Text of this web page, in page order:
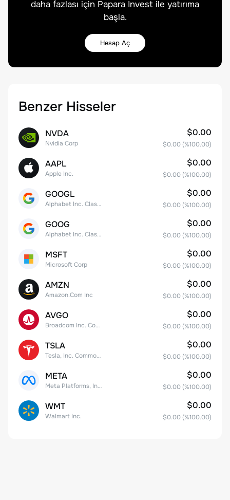
daha fazlası için Papara Invest ile yatırıma
başla.
Hesap Aç
Benzer Hisseler
NVDA
Nvidia Corp
$0.00
$0.00 (%100.00)
AAPL
Apple Inc.
$0.00
$0.00 (%100.00)
GOOGL
Alphabet Inc. Class A Common Stock
$0.00
$0.00 (%100.00)
GOOG
Alphabet Inc. Class C Capital Stock
$0.00
$0.00 (%100.00)
MSFT
Microsoft Corp
$0.00
$0.00 (%100.00)
AMZN
Amazon.Com Inc
$0.00
$0.00 (%100.00)
AVGO
Broadcom Inc. Common Stock
$0.00
$0.00 (%100.00)
TSLA
Tesla, Inc. Common Stock
$0.00
$0.00 (%100.00)
META
Meta Platforms, Inc. Class A Common Stock
$0.00
$0.00 (%100.00)
WMT
Walmart Inc.
$0.00
$0.00 (%100.00)